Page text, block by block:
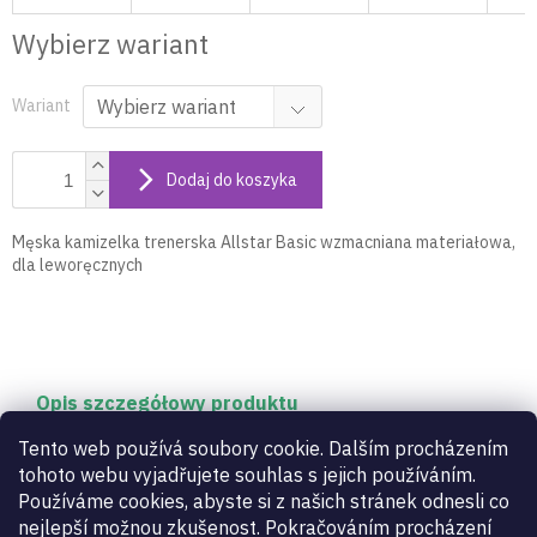
Tento web používá soubory cookie. Dalším procházením
tohoto webu vyjadřujete souhlas s jejich používáním.
Používáme cookies, abyste si z našich stránek odnesli co
nejlepší možnou zkušenost. Pokračováním procházení
Wybierz wariant
Wariant
Dodaj do koszyka
Męska kamizelka trenerska Allstar Basic wzmacniana materiałowa,
dla leworęcznych
Opis szczegółowy produktu
Męska kamizelka trenerska Allstar Basic
wzmacniana materiałowa, dla leworęcznych